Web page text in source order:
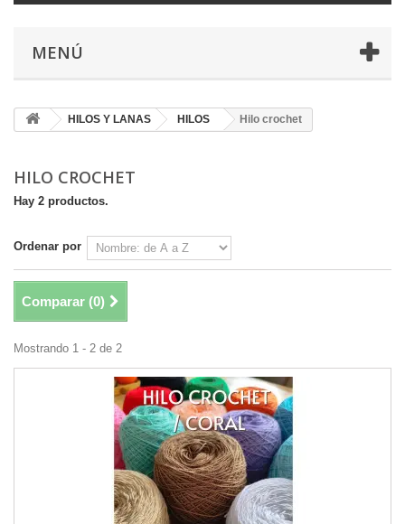
MENÚ
HILOS Y LANAS HILOS Hilo crochet
HILO CROCHET
Hay 2 productos.
Ordenar por
Comparar (0)
Mostrando 1 - 2 de 2